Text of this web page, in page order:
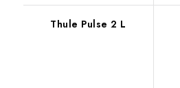
Thule Pulse 2 L